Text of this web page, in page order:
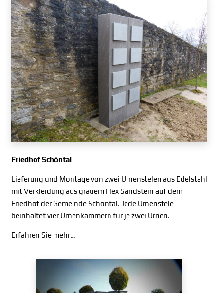
Friedhof Schöntal
Lieferung und Montage von zwei Urnenstelen aus Edelstahl
mit Verkleidung aus grauem Flex Sandstein auf dem
Friedhof der Gemeinde Schöntal. Jede Urnenstele
beinhaltet vier Urnenkammern für je zwei Urnen.
Erfahren Sie mehr…